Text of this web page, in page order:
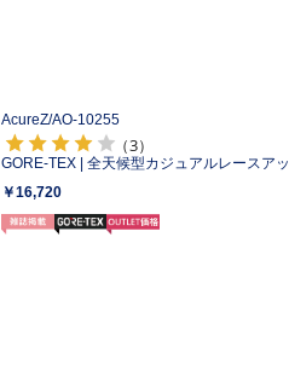
AcureZ/AO-10255
（3）
GORE-TEX | 全天候型カジュアルレースア
￥16,720